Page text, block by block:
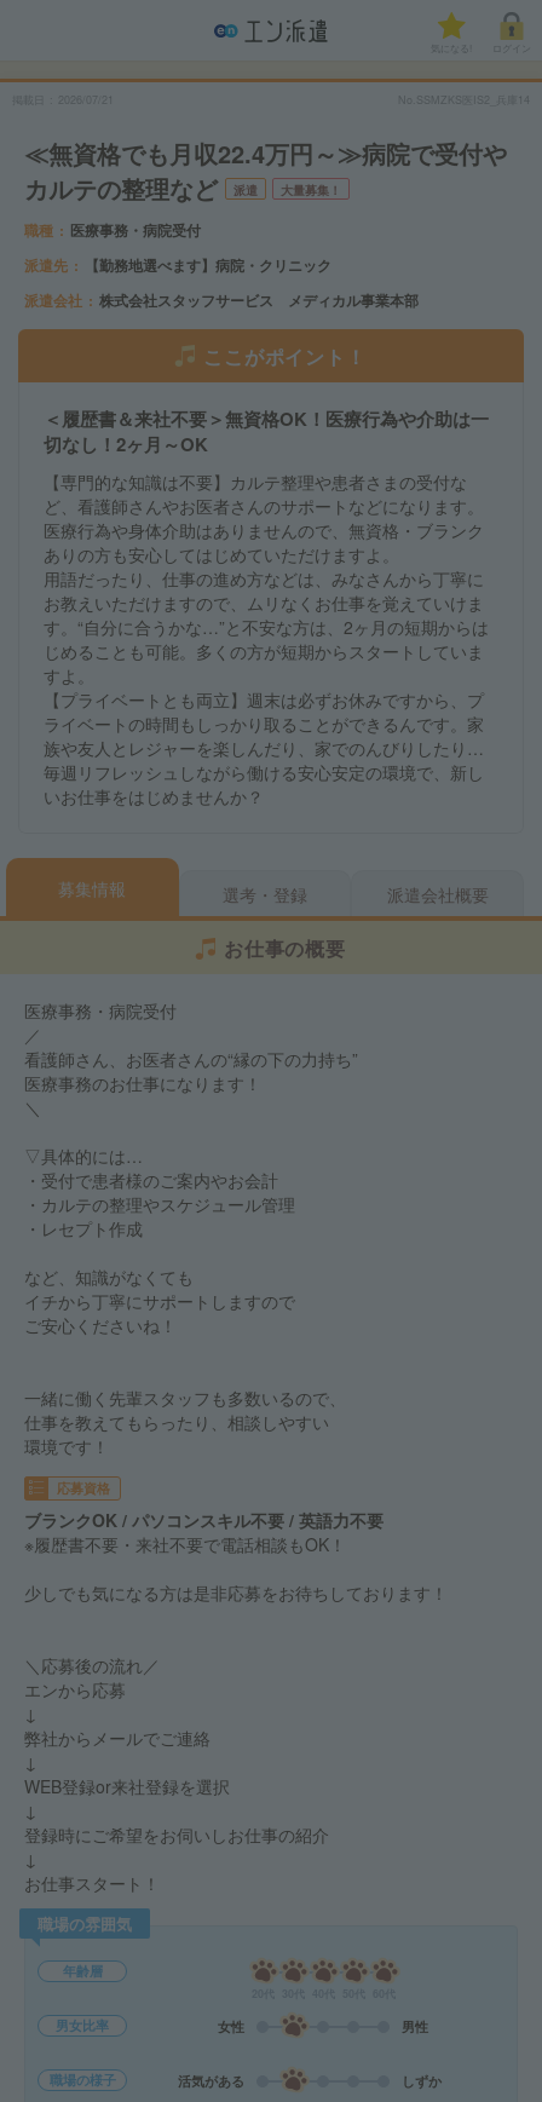
気になる!
2026/07/21 No.SSMZKS医IS2_兵庫14
≪無資格でも月収22.4万円～≫病院で受付や
カルテの整理など
派遣 大量募集！
職種
医療事務・病院受付
派遣先
【勤務地選べます】病院・クリニック
派遣会社
株式会社スタッフサービス メディカル事業本部
ここがポイント！
＜履歴書＆来社不要＞無資格OK！医療行為や介助は一
切なし！2ヶ月～OK
【専門的な知識は不要】カルテ整理や患者さまの受付な
ど、看護師さんやお医者さんのサポートなどになります。
医療行為や身体介助はありませんので、無資格・ブランク
ありの方も安心してはじめていただけますよ。
用語だったり、仕事の進め方などは、みなさんから丁寧に
お教えいただけますので、ムリなくお仕事を覚えていけま
す。“自分に合うかな…”と不安な方は、2ヶ月の短期からは
じめることも可能。多くの方が短期からスタートしていま
すよ。
【プライベートとも両立】週末は必ずお休みですから、プ
ライベートの時間もしっかり取ることができるんです。家
族や友人とレジャーを楽しんだり、家でのんびりしたり…
毎週リフレッシュしながら働ける安心安定の環境で、新し
いお仕事をはじめませんか？
募集情報 選考・登録 派遣会社概要
お仕事の概要
医療事務・病院受付
／
看護師さん、お医者さんの“縁の下の力持ち”
医療事務のお仕事になります！
＼
▽具体的には…
・受付で患者様のご案内やお会計
・カルテの整理やスケジュール管理
・レセプト作成
など、知識がなくても
イチから丁寧にサポートしますので
ご安心くださいね！
一緒に働く先輩スタッフも多数いるので、
仕事を教えてもらったり、相談しやすい
環境です！
応募資格
ブランクOK / パソコンスキル不要 / 英語力不要
※履歴書不要・来社不要で電話相談もOK！
少しでも気になる方は是非応募をお待ちしております！
＼応募後の流れ／
エンから応募
↓
弊社からメールでご連絡
↓
WEB登録or来社登録を選択
↓
登録時にご希望をお伺いしお仕事の紹介
↓
お仕事スタート！
職場の雰囲気
年齢層
男女比率 女性 男性
職場の様子 活気がある しずか